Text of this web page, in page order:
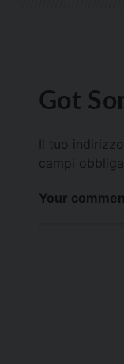
Got
Il tuo
campi
Your